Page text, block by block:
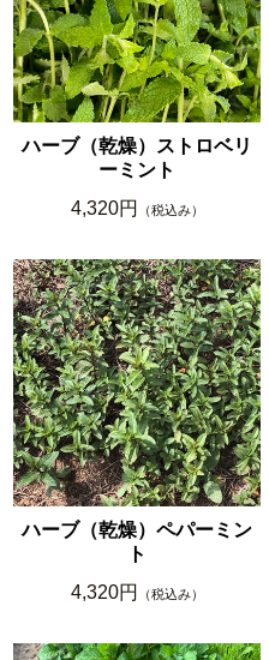
ハーブ（乾燥）ストロベリ
ーミント
4,320円
（税込み）
ハーブ（乾燥）ペパーミン
ト
4,320円
（税込み）